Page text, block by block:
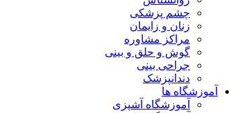
چشم پزشکی
زنان و زایمان
مراکز مشاوره
گوش و حلق و بینی
جراحی بینی
دندانپزشک
آموزشگاه ها
آموزشگاه آشپزی